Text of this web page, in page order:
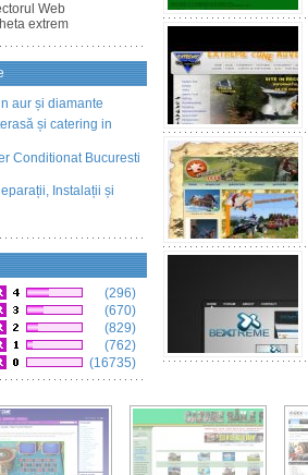
Web
extrem
aur și diamante
și catering in
Conditionat Bucuresti
Instalații și
(296)
(670)
(829)
(762)
(16735)